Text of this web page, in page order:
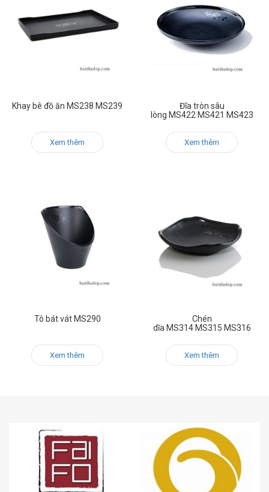
Khay bê đồ ăn MS238 MS239
Xem thêm
Đĩa tròn sâu
lòng MS422 MS421 MS423
Xem thêm
Tô bát vát MS290
Xem thêm
Chén
dĩa MS314 MS315 MS316
Xem thêm